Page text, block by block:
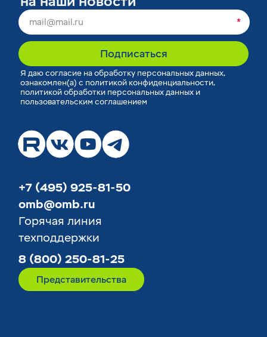
*
Подписаться
Я даю согласие на обработку персональных данных,
ознакомлен(а) с политикой конфиденциальности,
политикой обработки персональных данных и
пользовательским соглашением
+7 (495) 925-81-50
omb@omb.ru
Горячая линия
техподдержки
8 (800) 250-81-25
Представительства